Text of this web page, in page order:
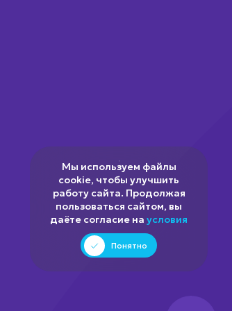
Мы используем файлы
cookie, чтобы улучшить
работу сайта. Продолжая
пользоваться сайтом, вы
даёте согласие на условия
Понятно